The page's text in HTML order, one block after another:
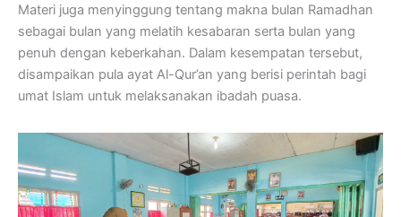
Materi juga menyinggung tentang makna bulan Ramadhan
sebagai bulan yang melatih kesabaran serta bulan yang
penuh dengan keberkahan. Dalam kesempatan tersebut,
disampaikan pula ayat Al-Qur’an yang berisi perintah bagi
umat Islam untuk melaksanakan ibadah puasa.